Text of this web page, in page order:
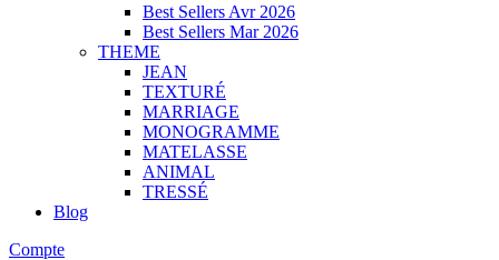
Best Sellers Avr 2026
Best Sellers Mar 2026
THEME
JEAN
TEXTURÉ
MARRIAGE
MONOGRAMME
MATELASSE
ANIMAL
TRESSÉ
Blog
Compte